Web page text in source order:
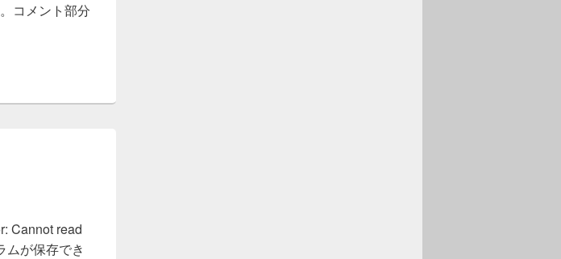
コメント部分
Cannot read
ムが保存でき